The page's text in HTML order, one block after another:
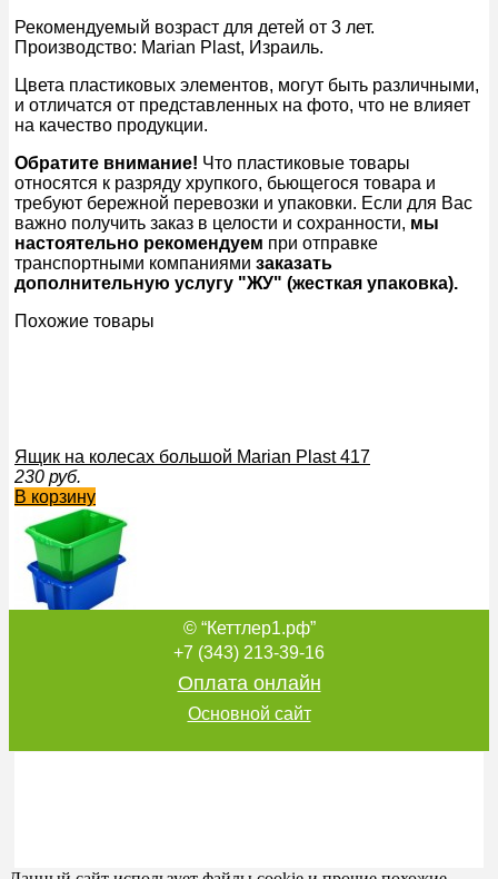
Рекомендуемый возраст для детей от 3 лет.
Производство: Marian Plast, Израиль.
Цвета пластиковых элементов, могут быть различными,
и отличатся от представленных на фото, что не влияет
на качество продукции.
Обратите внимание! Что пластиковые товары
относятся к разряду хрупкого, бьющегося товара и
требуют бережной перевозки и упаковки. Если для Вас
важно получить заказ в целости и сохранности, мы
настоятельно рекомендуем при отправке
транспортными компаниями заказать
дополнительную услугу "ЖУ" (жесткая упаковка).
Похожие товары
Ящик на колесах большой Marian Plast 417
230 руб.
В корзину
Ящик для хранения без крышки, объем 12 л Marian Plast
© “Кеттлер1.рф”
+7 (343) 213-39-16
Оплата онлайн
Основной сайт